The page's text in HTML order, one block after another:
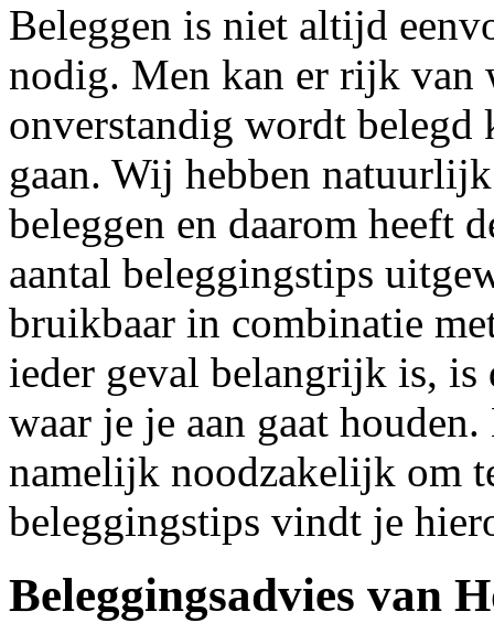
Beleggen is niet altijd
nodig. Men kan er rijk van
onverstandig wordt belegd
gaan. Wij hebben
beleggen en daarom heeft
aantal beleggingstips
bruikbaar in combinatie
ieder geval belangrijk is, is
waar je je aan gaat
namelijk noodzakelijk om
beleggingstips vindt je
Beleggingsadvies van